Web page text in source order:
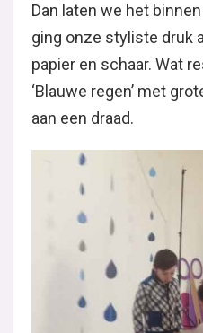
Dan laten we het
ging onze styliste druk
papier en schaar. Wat
‘Blauwe regen’ met
aan een draad.